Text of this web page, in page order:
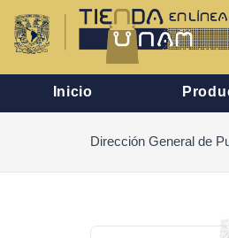
Inicio
Dirección General de